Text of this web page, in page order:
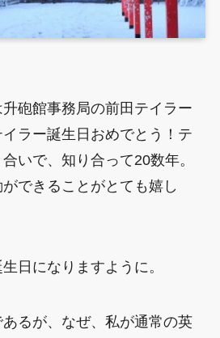
砲館事務局の前田テイラー
ラー誕生日おめでとう！テ
いで、知り合って20数年。
できることがとても嬉し
日になりますように。
るが、なぜ、私が通常の英